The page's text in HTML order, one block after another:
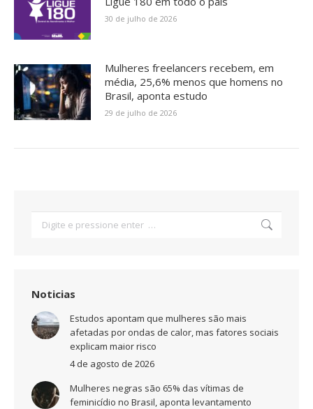
30 de julho de 2026
Mulheres freelancers recebem, em
média, 25,6% menos que homens no
Brasil, aponta estudo
29 de julho de 2026
Noticias
Estudos apontam que mulheres são mais
afetadas por ondas de calor, mas fatores sociais
explicam maior risco
4 de agosto de 2026
Mulheres negras são 65% das vítimas de
feminicídio no Brasil, aponta levantamento